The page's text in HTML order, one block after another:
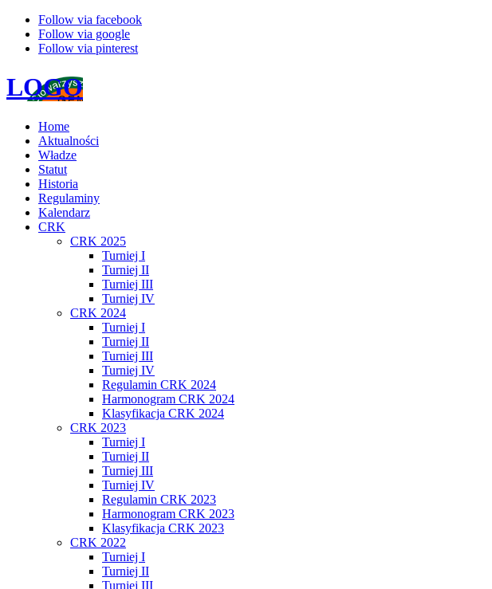
Follow via facebook
Follow via google
Follow via pinterest
LOGO
Home
Aktualności
Władze
Statut
Historia
Regulaminy
Kalendarz
CRK
CRK 2025
Turniej I
Turniej II
Turniej III
Turniej IV
CRK 2024
Turniej I
Turniej II
Turniej III
Turniej IV
Regulamin CRK 2024
Harmonogram CRK 2024
Klasyfikacja CRK 2024
CRK 2023
Turniej I
Turniej II
Turniej III
Turniej IV
Regulamin CRK 2023
Harmonogram CRK 2023
Klasyfikacja CRK 2023
CRK 2022
Turniej I
Turniej II
Turniej III